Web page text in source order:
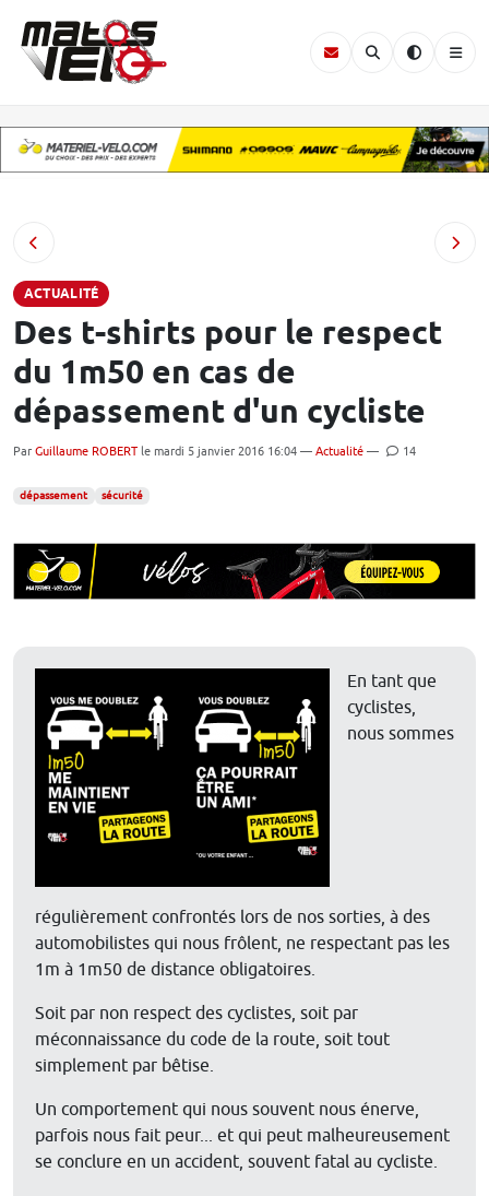
ACTUALITÉ
Des t-shirts pour le respect
du 1m50 en cas de
dépassement d'un cycliste
Par Guillaume ROBERT le mardi 5 janvier 2016 16:04 — Actualité — 14
dépassement sécurité
En tant que
cyclistes,
nous sommes
régulièrement confrontés lors de nos sorties, à des
automobilistes qui nous frôlent, ne respectant pas les
1m à 1m50 de distance obligatoires.
Soit par non respect des cyclistes, soit par
méconnaissance du code de la route, soit tout
simplement par bêtise.
Un comportement qui nous souvent nous énerve,
parfois nous fait peur... et qui peut malheureusement
se conclure en un accident, souvent fatal au cycliste.